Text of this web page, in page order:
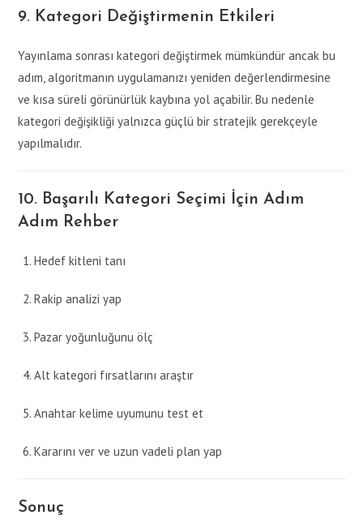
9. Kategori Değiştirmenin Etkileri
Yayınlama sonrası kategori değiştirmek mümkündür ancak bu
adım, algoritmanın uygulamanızı yeniden değerlendirmesine
ve kısa süreli görünürlük kaybına yol açabilir. Bu nedenle
kategori değişikliği yalnızca güçlü bir stratejik gerekçeyle
yapılmalıdır.
10. Başarılı Kategori Seçimi İçin Adım
Adım Rehber
Hedef kitleni tanı
Rakip analizi yap
Pazar yoğunluğunu ölç
Alt kategori fırsatlarını araştır
Anahtar kelime uyumunu test et
Kararını ver ve uzun vadeli plan yap
Sonuç